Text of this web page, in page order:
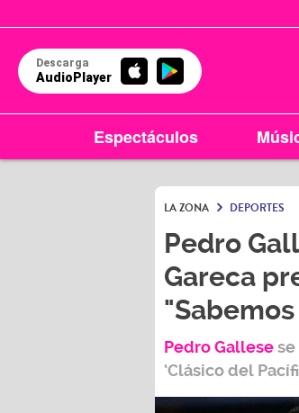
Descarga
AudioPlayer
Espectáculos
LA ZONA DEPORTES
Pedro
Gareca
Pedro Gallese
‘Clásico del